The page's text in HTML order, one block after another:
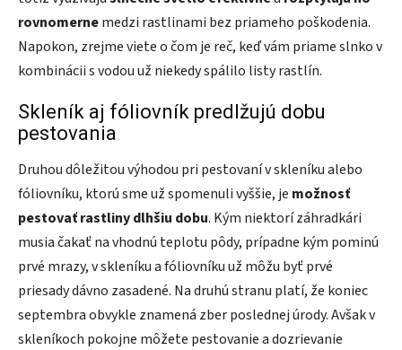
rovnomernemedzi rastlinami bez priameho poškodenia.
Napokon, zrejme viete o čom je reč, keď vám priame slnko v
kombinácii s vodou už niekedy spálilo listy rastlín.
Skleník aj fóliovník predlžujú dobu
pestovania
Druhou dôležitou výhodou pri pestovaní v skleníku alebo
fóliovníku, ktorú sme už spomenuli vyššie, je možnosť
pestovať rastliny dlhšiu dobu. Kým niektorí záhradkári
musia čakať na vhodnú teplotu pôdy, prípadne kým pominú
prvé mrazy, v skleníku a fóliovníku už môžu byť prvé
priesady dávno zasadené. Na druhú stranu platí, že koniec
septembra obvykle znamená zber poslednej úrody. Avšak v
skleníkoch pokojne môžete pestovanie a dozrievanie